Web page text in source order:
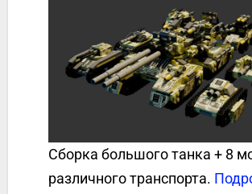
Сборка большого танка + 8
различного транспорта.